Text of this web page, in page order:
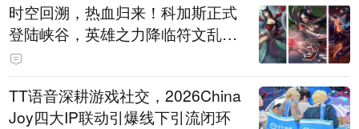
时空回溯，热血归来！科加斯正式
登陆峡谷，英雄之力降临符文乱
斗！
TT语音深耕游戏社交，2026China
Joy四大IP联动引爆线下引流闭环